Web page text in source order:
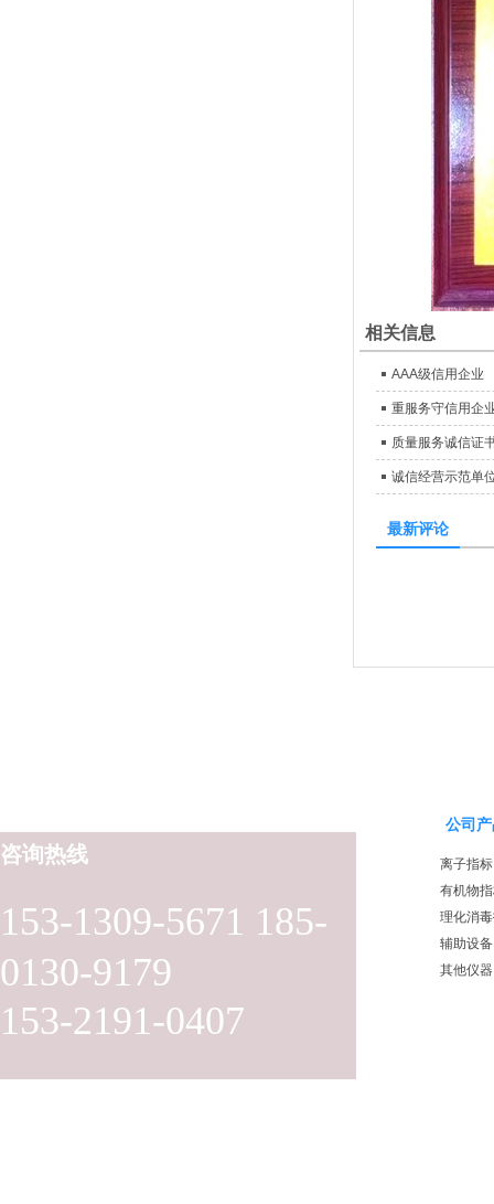
相关信息
AAA级信用企业
重服务守信用企
质量服务诚信证
诚信经营示范单
最新评论
153-1309-5671 185-
0130-9179
153-2191-0407
咨询热线
公司
离子指标
有机物
理化消
辅助设备
其他仪器